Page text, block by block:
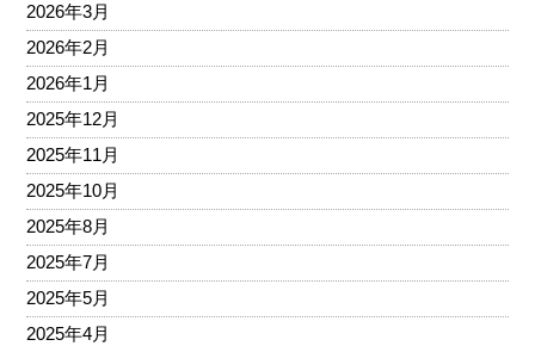
2026年3月
2026年2月
2026年1月
2025年12月
2025年11月
2025年10月
2025年8月
2025年7月
2025年5月
2025年4月